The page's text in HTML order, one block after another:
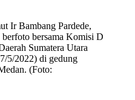
Ir Bambang Pardede,
bersama Komisi D
Sumatera Utara
5/2022) di gedung
(Foto: